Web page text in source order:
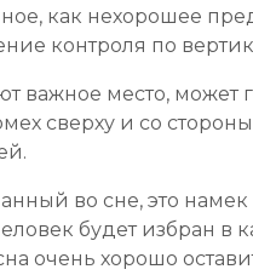
как нехорошее
контроля по
важное место,
сверху и со
во сне, это
будет избран
очень хорошо